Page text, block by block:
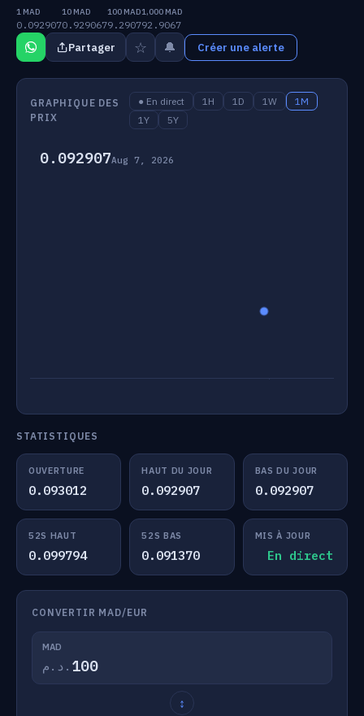
1 MAD
0.092907
10 MAD
0.929067
100 MAD
9.2907
1,000 MAD
92.9067
Partager ☆ 🔔 Créer une alerte
GRAPHIQUE DES
PRIX
● En direct 1H 1D 1W
1M
1Y
5Y
0.092907Aug 7, 2026
STATISTIQUES
OUVERTURE
0.093012
HAUT DU JOUR
0.092907
BAS DU JOUR
0.092907
52S HAUT
0.099794
52S BAS
0.091370
MIS À JOUR
En direct
CONVERTIR MAD/EUR
MAD
د.م.
↕